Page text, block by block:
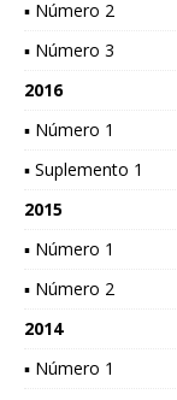
▪ Número 2
▪ Número 3
2016
▪ Número 1
▪ Suplemento 1
2015
▪ Número 1
▪ Número 2
2014
▪ Número 1